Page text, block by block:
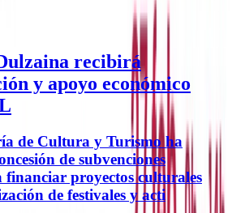
recibirá
y apoyo económico
de Cultura y Turismo ha
de subvenciones
financiar proyectos culturales
de festivales y acti